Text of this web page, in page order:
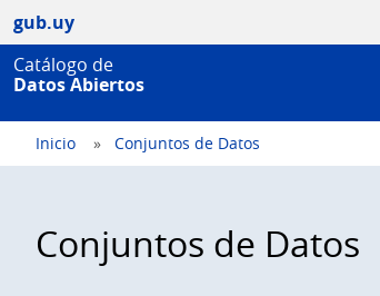
gub.uy
Catálogo de
Datos Abiertos
Inicio Conjuntos de Datos
Conjuntos de Datos